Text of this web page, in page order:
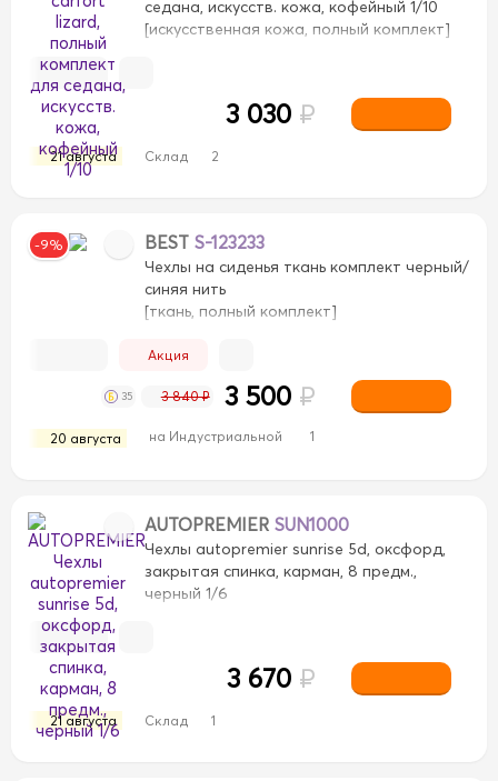
седана, искусств. кожа, кофейный 1/10
[искусственная кожа, полный комплект]
21 августа Склад 2
3 030 ₽
-9% BEST S-123233
Чехлы на сиденья ткань комплект черный/
синяя нить
[ткань, полный комплект]
Акция
20 августа на Индустриальной 1
35 3 840 ₽ 3 500 ₽
AUTOPREMIER SUN1000
Чехлы autopremier sunrise 5d, оксфорд,
закрытая спинка, карман, 8 предм.,
черный 1/6
21 августа Склад 1
3 670 ₽